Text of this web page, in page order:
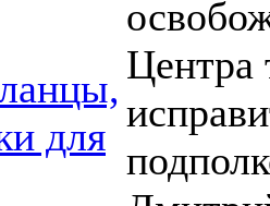
для
Центра